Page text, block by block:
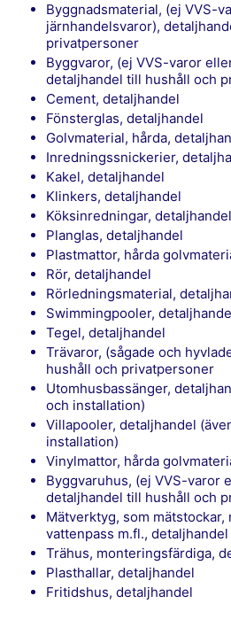
Byggnadsmaterial, (ej VVS-varor eller
järnhandelsvaror),
privatpersoner
Byggvaror, (ej VVS-varor eller järnhandelsvaror),
detaljhandel till hushåll och
Cement, detaljhandel
Fönsterglas, detaljhandel
Golvmaterial, hårda,
Inredningssnickerier,
Kakel, detaljhandel
Klinkers, detaljhandel
Köksinredningar, detaljhandel
Planglas, detaljhandel
Plastmattor, hårda
Rör, detaljhandel
Rörledningsmaterial,
Swimmingpooler,
Tegel, detaljhandel
Trävaror, (sågade och hyvlade), detaljhandel till
hushåll och privatpersoner
Utomhusbassänger, detaljhandel (även montering
och installation)
Villapooler, detaljhandel (även montering och
installation)
Vinylmattor, hårda
Byggvaruhus, (ej VVS-varor eller järnhandelsvaror)
detaljhandel till hushåll och
Mätverktyg, som mätstockar, mikrometrar, skjutmått,
vattenpass m.fl., detaljhandel
Trähus, monteringsfärdiga,
Plasthallar, detaljhandel
Fritidshus, detaljhandel